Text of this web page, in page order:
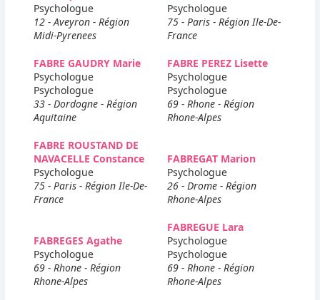
Psychologue
12 - Aveyron - Région
Midi-Pyrenees
Psychologue
75 - Paris - Région Ile-De-
France
FABRE GAUDRY Marie
Psychologue
Psychologue
33 - Dordogne - Région
Aquitaine
FABRE PEREZ Lisette
Psychologue
Psychologue
69 - Rhone - Région
Rhone-Alpes
FABRE ROUSTAND DE
NAVACELLE Constance
Psychologue
75 - Paris - Région Ile-De-
France
FABREGAT Marion
Psychologue
26 - Drome - Région
Rhone-Alpes
FABREGES Agathe
Psychologue
69 - Rhone - Région
Rhone-Alpes
FABREGUE Lara
Psychologue
Psychologue
69 - Rhone - Région
Rhone-Alpes